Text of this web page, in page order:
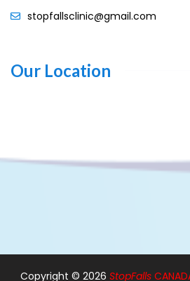
stopfallsclinic@gmail.com
Our Location
Copyright © 2026 StopFalls